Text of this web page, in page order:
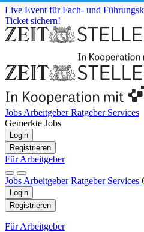
Live Event für Fach- und
Ticket sichern!
Jobs ArbeitgeberRatgeber Services
Gemerkte Jobs
Login
Registrieren
Für Arbeitgeber
Jobs ArbeitgeberRatgeber Services
Login
Registrieren
Für Arbeitgeber